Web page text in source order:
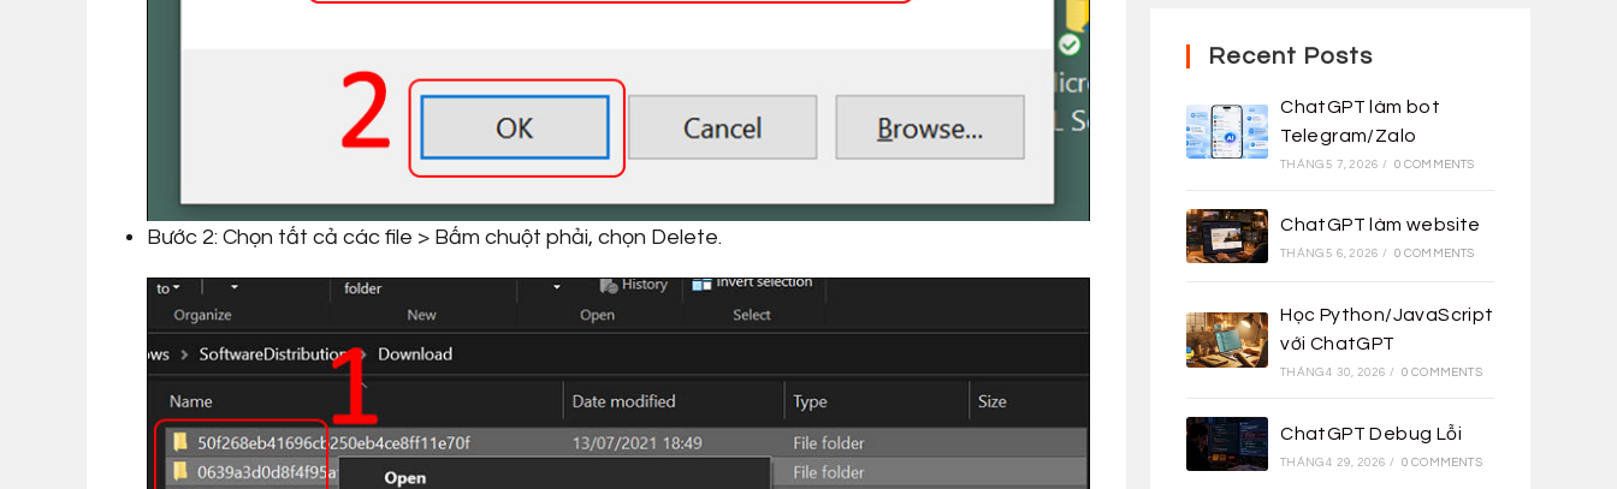
Bước 2: Chọn tất cả các file > Bấm chuột phải, chọn Delete.
Recent Posts
ChatGPT làm bot
Telegram/Zalo
THÁNG 5 7, 2026 / 0 COMMENTS
ChatGPT làm website
THÁNG 5 6, 2026 / 0 COMMENTS
Học Python/JavaScript
với ChatGPT
THÁNG 4 30, 2026 / 0 COMMENTS
ChatGPT Debug Lỗi
THÁNG 4 29, 2026 / 0 COMMENTS